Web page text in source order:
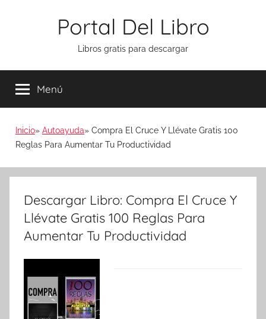
Portal Del Libro
Libros gratis para descargar
Menú
Inicio Autoayuda
Compra El Cruce Y Llévate Gratis 100
Reglas Para Aumentar Tu Productividad
Descargar Libro: Compra El Cruce Y
Llévate Gratis 100 Reglas Para
Aumentar Tu Productividad